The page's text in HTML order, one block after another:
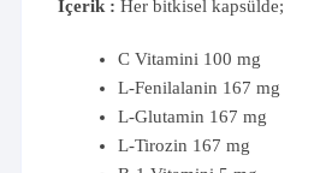
İçerik :Her bitkisel kapsülde;
C Vitamini 100 mg
L-Fenilalanin 167 mg
L-Glutamin 167 mg
L-Tirozin 167 mg